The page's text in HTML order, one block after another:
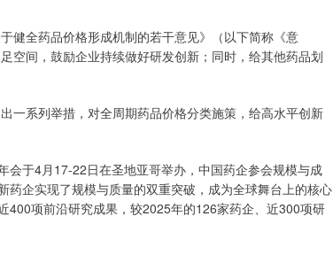
全药品价格形成机制的若干意见》（以下简称《意
空间，鼓励企业持续做好研发创新；同时，给其他药品划
系列举措，对全周期药品价格分类施策，给高水平创新
于4月17-22日在圣地亚哥举办，中国药企参会规模与成
企实现了规模与质量的双重突破，成为全球舞台上的核心
400项前沿研究成果，较2025年的126家药企、近300项研